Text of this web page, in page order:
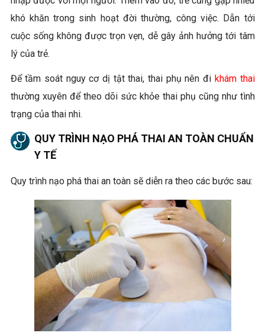
khó khăn trong sinh hoạt đời thường, công việc. Dẫn tới
cuộc sống không được trọn vẹn, dễ gây ảnh hưởng tới tâm
lý của trẻ.
Để tầm soát nguy cơ dị tật thai, thai phụ nên đi khám thai
thường xuyên để theo dõi sức khỏe thai phụ cũng như tình
trạng của thai nhi.
QUY TRÌNH NẠO PHÁ THAI AN TOÀN CHUẨN
Y TẾ
Quy trình nạo phá thai an toàn sẽ diễn ra theo các bước sau: